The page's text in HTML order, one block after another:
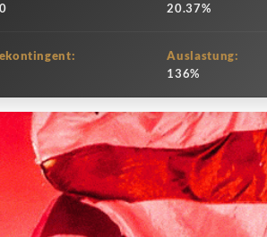
20.37%
Auslastung:
136%